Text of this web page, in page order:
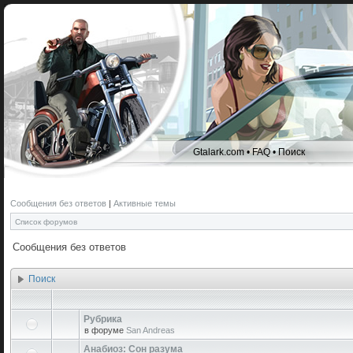
Gtalark.com •FAQ•Поиск
Сообщения без ответов | Активные темы
Список форумов
Сообщения без ответов
Поиск
Рубрика
в форуме San Andreas
Анабиоз: Сон разума